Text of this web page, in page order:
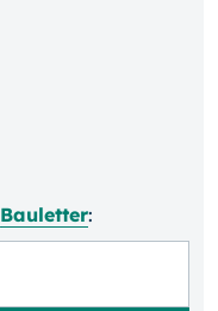
Bauletter: